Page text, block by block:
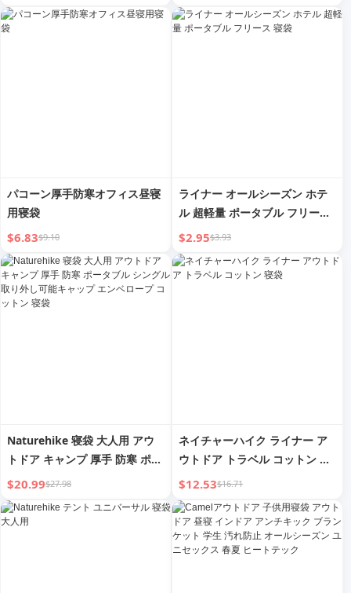
パコーン厚手防寒オフィス昼寝
用寝袋
$6.83$9.10
ライナー オールシーズン ホテ
ル 超軽量 ポータブル フリース
寝袋
$2.95$3.93
Naturehike 寝袋 大人用 アウ
トドア キャンプ 厚手 防寒 ポー
タブル シングル 取り外し可能
キャップ エンベロープ コット
ン 寝袋
$20.99$27.98
ネイチャーハイク ライナー ア
ウトドア トラベル コットン 寝
袋
$12.53$16.71